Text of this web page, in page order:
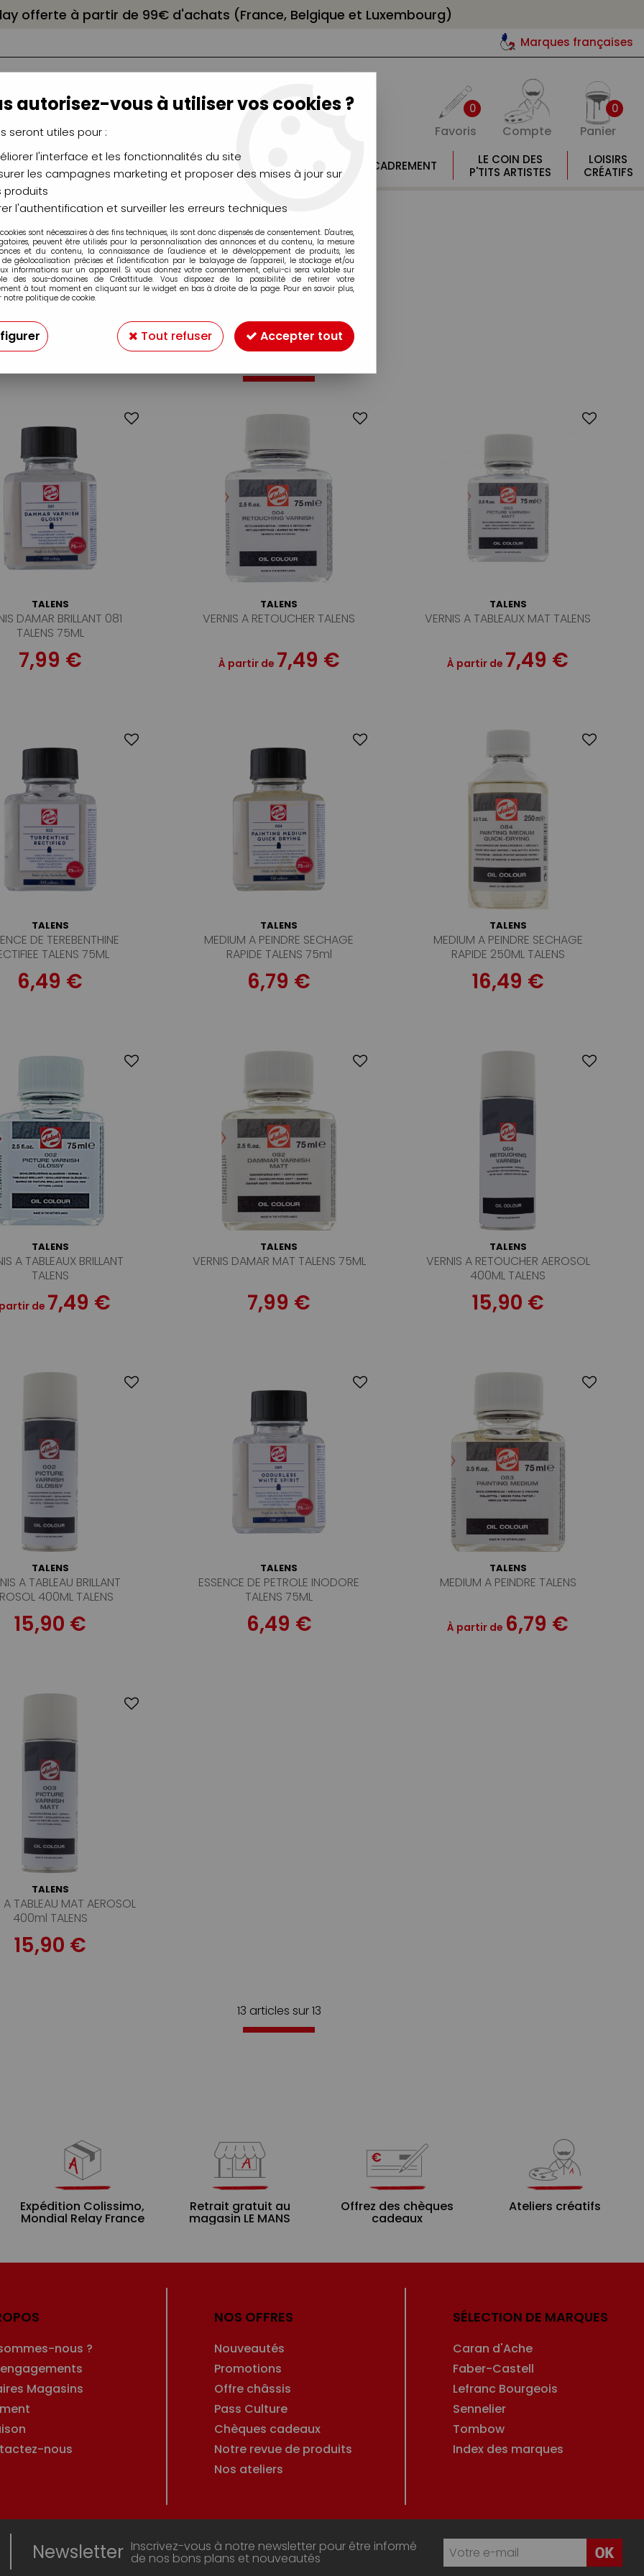
offerte à partir de 99€ d'achats (France, Belgique et Luxembourg)
Marques françaises
0
Favoris Compte
0
Panier
CHÂSSIS
CHEVALETS
AÉROGRAPHIE
MODÉLISME
MOULAGE
ENCADREMENT
LE COIN DES
P'TITS ARTISTES
LOISIRS
CRÉATIFS
Talens
TALENS
DAMAR BRILLANT 081
TALENS 75ML
7,99 €
TALENS
VERNIS A RETOUCHER TALENS
À partir de 7,49 €
TALENS
VERNIS A TABLEAUX MAT TALENS
À partir de 7,49 €
TALENS
DE TEREBENTHINE
TALENS 75ML
6,49 €
TALENS
MEDIUM A PEINDRE SECHAGE
RAPIDE TALENS 75ml
6,79 €
TALENS
MEDIUM A PEINDRE SECHAGE
RAPIDE 250ML TALENS
16,49 €
TALENS
A TABLEAUX BRILLANT
TALENS
de 7,49 €
TALENS
VERNIS DAMAR MAT TALENS 75ML
7,99 €
TALENS
VERNIS A RETOUCHER AEROSOL
400ML TALENS
15,90 €
TALENS
A TABLEAU BRILLANT
400ML TALENS
15,90 €
TALENS
ESSENCE DE PETROLE INODORE
TALENS 75ML
6,49 €
TALENS
MEDIUM A PEINDRE TALENS
À partir de 6,79 €
TALENS
A TABLEAU MAT AEROSOL
400ml TALENS
15,90 €
13 articles sur13
Expédition Colissimo,
Mondial Relay France
Retrait gratuit au
magasin LE MANS
Offrez des chèques
cadeaux
Ateliers créatifs
nous ?
Magasins
nous
NOS OFFRES
Nouveautés
Promotions
Offre châssis
Pass Culture
Chèques cadeaux
Notre revue de produits
Nos ateliers
SÉLECTION DE MARQUES
Caran d'Ache
Faber-Castell
Lefranc Bourgeois
Sennelier
Tombow
Index des marques
Newsletter Inscrivez-vous à notre newsletter pour être informé
de nos bons plans et nouveautés
autorisez-vous à utiliser vos cookies ?
seront utiles pour :
l'interface et les fonctionnalités du site
les campagnes marketing et proposer des mises à jour sur
produits
l'authentification et surveiller les erreurs techniques
sont nécessaires à des fins techniques, ils sont donc dispensés de consentement. D'autres,
peuvent être utilisés pour la personnalisation des annonces et du contenu, la mesure
et du contenu, la connaissance de l'audience et le développement de produits, les
de géolocalisation précises et l'identification par le balayage de l'appareil, le stockage et/ou
informations sur un appareil. Si vous donnez votre consentement, celui-ci sera valable sur
des sous-domaines de Créattitude. Vous disposez de la possibilité de retirer votre
à tout moment en cliquant sur le widget en bas à droite de la page. Pour en savoir plus,
notre politique de cookie.
Tout refuser Accepter tout